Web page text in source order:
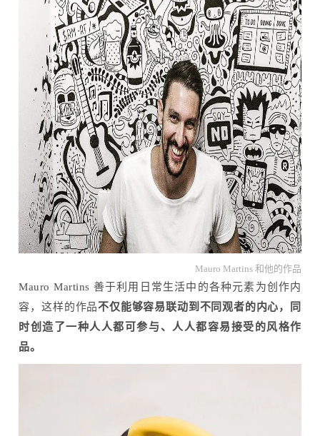
Mauro Martins 和他的作品
Mauro Martins 善于利用日常生活中的各种元素为创作内
容，这样的作品不仅能够容易联动到不同观者的内心，同
时创造了一种人人都可参与、人人都容易接受的风格作
品。